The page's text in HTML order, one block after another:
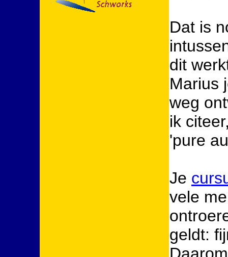
Dat is
dit
Marius
weg
ik
'pure
Je
vele
geldt: